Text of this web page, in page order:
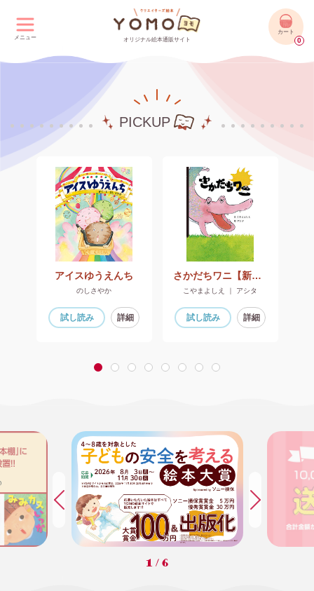
メニュー オリジナル絵本通販サイト
カート
0
PICKUP
アイスゆうえんち
のしさやか
試し読み 詳細
さかだちワニ【新装版】
こやまよしえ ｜ アシタ
試し読み 詳細
1 2 3 4 5 6 7 8
1 / 6